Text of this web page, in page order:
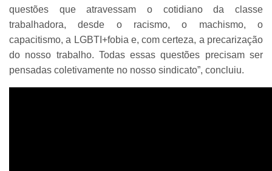
questões que atravessam o cotidiano da classe
trabalhadora, desde o racismo, o machismo, o
capacitismo, a LGBTI+fobia e, com certeza, a precarização
do nosso trabalho. Todas essas questões precisam ser
pensadas coletivamente no nosso sindicato”, concluiu.